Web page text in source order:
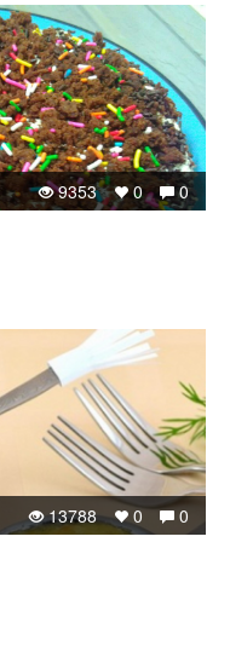
0
0
9353
0
0
13788